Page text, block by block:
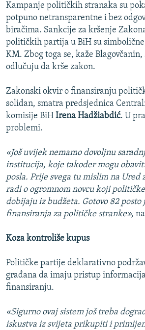
Kampanje političkih stranaka su
potpuno netransparentne i bez
biračima. Sankcije za kršenje
političkih partija u BiH su
KM. Zbog toga se, kaže
odlučuju da krše zakon.
Zakonski okvir o finansiranju
solidan, smatra predsjednica
komisije BiH Irena Hadžiabdić. U
problemi.
«Još uvijek nemamo dovoljnu
institucija, koje također mogu
posla. Prije svega tu mislim na Ured
radi o ogromnom novcu koji
dobijaju iz budžeta. Gotovo 82
finansiranja za političke stranke»,
Koza kontroliše kupus
Političke partije deklarativno
građana da imaju pristup
finansiranju.
«Sigurno ovaj sistem još treba
iskustva iz svijeta prikupiti i